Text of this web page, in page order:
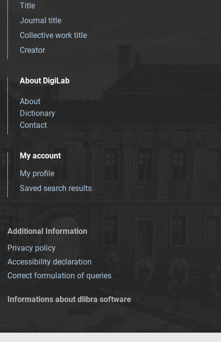
Title
Journal title
Collective work title
Creator
About DigiLab
About
Dictionary
Contact
My account
My profile
Saved search results
Additional Information
Privacy policy
Accessibility declaration
Correct formulation of queries
Informations about dlibra software